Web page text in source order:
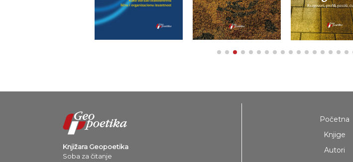
Knjižara Geopoetika
Soba za čitanje
Početna
Knjige
Autori